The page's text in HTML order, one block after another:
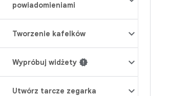
powiadomieniami
Tworzenie kafelków
Wypróbuj widżety
Utwórz tarcze zegarka